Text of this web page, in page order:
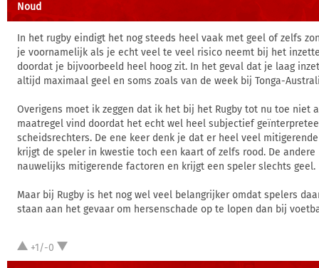
Noud
In het rugby eindigt het nog steeds heel vaak met geel of zelfs
je voornamelijk als je echt veel te veel risico neemt bij het
doordat je bijvoorbeeld heel hoog zit. In het geval dat je laag
altijd maximaal geel en soms zoals van de week bij Tonga-
Overigens moet ik zeggen dat ik het bij het Rugby tot nu toe niet
maatregel vind doordat het echt wel heel subjectief
scheidsrechters. De ene keer denk je dat er heel veel
krijgt de speler in kwestie toch een kaart of zelfs rood. De andere
nauwelijks mitigerende factoren en krijgt een speler slechts geel.
Maar bij Rugby is het nog wel veel belangrijker omdat spelers
staan aan het gevaar om hersenschade op te lopen dan bij
+1/-0